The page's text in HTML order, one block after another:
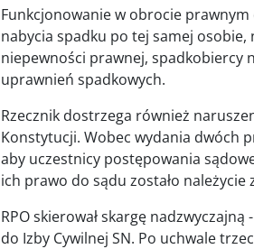
Funkcjonowanie w obrocie
nabycia spadku po tej samej
niepewności prawnej, spadkobiercy
uprawnień spadkowych.
Rzecznik dostrzega również
Konstytucji. Wobec wydania dwóch
aby uczestnicy postępowania
ich prawo do sądu zostało należycie
RPO skierował skargę
do Izby Cywilnej SN. Po uchwale